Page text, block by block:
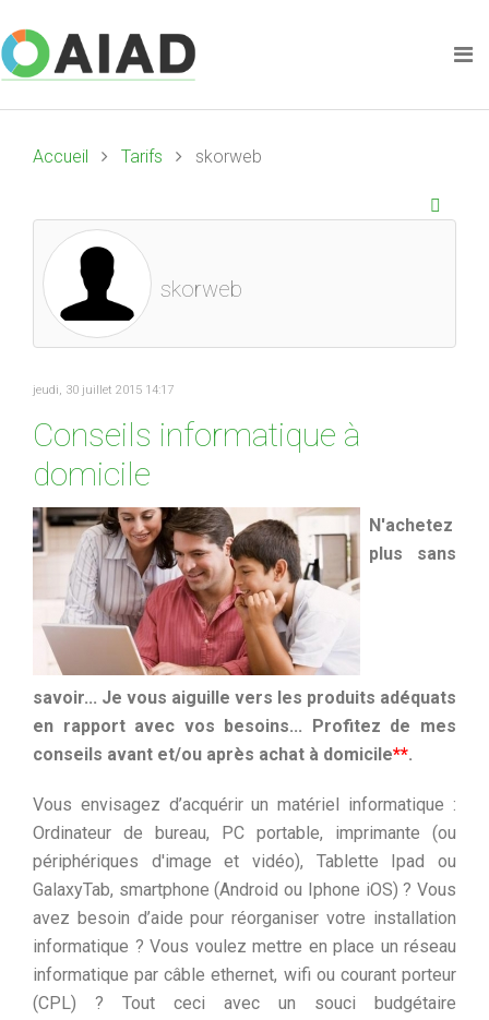
Accueil Tarifs skorweb
skorweb
jeudi, 30 juillet 2015 14:17
Conseils informatique à
domicile
N'achetez
plus sans
savoir... Je vous aiguille vers les produits adéquats
en rapport avec vos besoins... Profitez de mes
conseils avant et/ou après achat à domicile**.
Vous envisagez d’acquérir un matériel informatique :
Ordinateur de bureau, PC portable, imprimante (ou
périphériques d'image et vidéo), Tablette Ipad ou
GalaxyTab, smartphone (Android ou Iphone iOS) ? Vous
avez besoin d’aide pour réorganiser votre installation
informatique ? Vous voulez mettre en place un réseau
informatique par câble ethernet, wifi ou courant porteur
(CPL) ? Tout ceci avec un souci budgétaire